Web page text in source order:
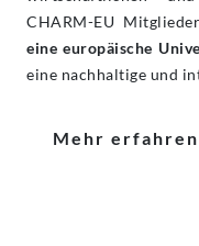
CHARM-EU
eine europäische
eine nachhaltige und
Mehr erfahren